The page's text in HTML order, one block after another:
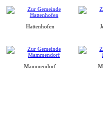
Hattenhofen
Mammendorf